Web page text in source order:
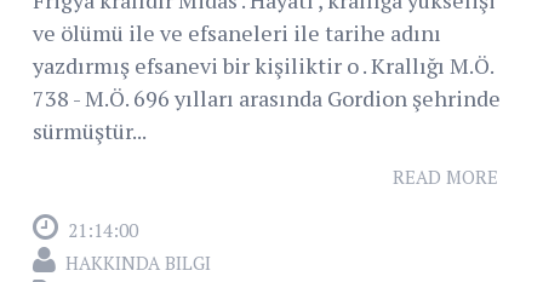
ve ölümü ile ve efsaneleri ile tarihe adını
yazdırmış efsanevi bir kişiliktir o . Krallığı M.Ö.
738 - M.Ö. 696 yılları arasında Gordion şehrinde
sürmüştür...
READ MORE
21:14:00
HAKKINDA BILGI